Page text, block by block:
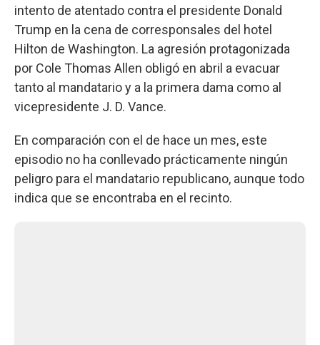
intento de atentado contra el presidente Donald
Trump en la cena de corresponsales del hotel
Hilton de Washington. La agresión protagonizada
por Cole Thomas Allen obligó en abril a evacuar
tanto al mandatario y a la primera dama como al
vicepresidente J. D. Vance.
En comparación con el de hace un mes, este
episodio no ha conllevado prácticamente ningún
peligro para el mandatario republicano, aunque todo
indica que se encontraba en el recinto.